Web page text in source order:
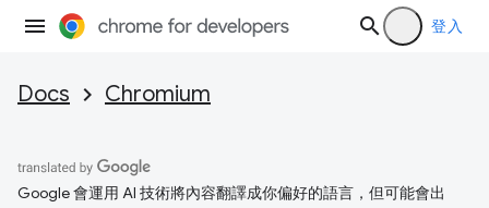
登入
Docs Chromium
Google 會運用 AI 技術將內容翻譯成你偏好的語言，但可能會出